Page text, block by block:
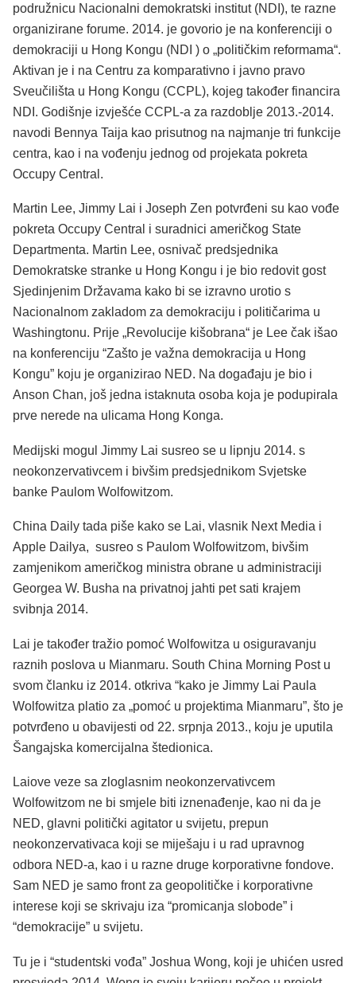
podružnicu Nacionalni demokratski institut (NDI), te razne
organizirane forume. 2014. je govorio je na konferenciji o
demokraciji u Hong Kongu (NDI ) o „političkim reformama“.
Aktivan je i na Centru za komparativno i javno pravo
Sveučilišta u Hong Kongu (CCPL), kojeg također financira
NDI. Godišnje izvješće CCPL-a za razdoblje 2013.-2014.
navodi Bennya Taija kao prisutnog na najmanje tri funkcije
centra, kao i na vođenju jednog od projekata pokreta
Occupy Central.
Martin Lee, Jimmy Lai i Joseph Zen potvrđeni su kao vođe
pokreta Occupy Central i suradnici američkog State
Departmenta. Martin Lee, osnivač predsjednika
Demokratske stranke u Hong Kongu i je bio redovit gost
Sjedinjenim Državama kako bi se izravno urotio s
Nacionalnom zakladom za demokraciju i političarima u
Washingtonu. Prije „Revolucije kišobrana“ je Lee čak išao
na konferenciju “Zašto je važna demokracija u Hong
Kongu” koju je organizirao NED. Na događaju je bio i
Anson Chan, još jedna istaknuta osoba koja je podupirala
prve nerede na ulicama Hong Konga.
Medijski mogul Jimmy Lai susreo se u lipnju 2014. s
neokonzervativcem i bivšim predsjednikom Svjetske
banke Paulom Wolfowitzom.
China Daily tada piše kako se Lai, vlasnik Next Media i
Apple Dailya, susreo s Paulom Wolfowitzom, bivšim
zamjenikom američkog ministra obrane u administraciji
Georgea W. Busha na privatnoj jahti pet sati krajem
svibnja 2014.
Lai je također tražio pomoć Wolfowitza u osiguravanju
raznih poslova u Mianmaru. South China Morning Post u
svom članku iz 2014. otkriva “kako je Jimmy Lai Paula
Wolfowitza platio za „pomoć u projektima Mianmaru”, što je
potvrđeno u obavijesti od 22. srpnja 2013., koju je uputila
Šangajska komercijalna štedionica.
Laiove veze sa zloglasnim neokonzervativcem
Wolfowitzom ne bi smjele biti iznenađenje, kao ni da je
NED, glavni politički agitator u svijetu, prepun
neokonzervativaca koji se miješaju i u rad upravnog
odbora NED-a, kao i u razne druge korporativne fondove.
Sam NED je samo front za geopolitičke i korporativne
interese koji se skrivaju iza “promicanja slobode” i
“demokracije” u svijetu.
Tu je i “studentski vođa” Joshua Wong, koji je uhićen usred